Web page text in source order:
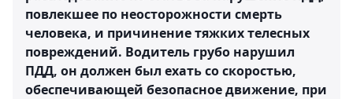
повлекшее по неосторожности смерть
человека, и причинение тяжких телесных
повреждений. Водитель грубо нарушил
ПДД, он должен был ехать со скоростью,
обеспечивающей безопасное движение, при